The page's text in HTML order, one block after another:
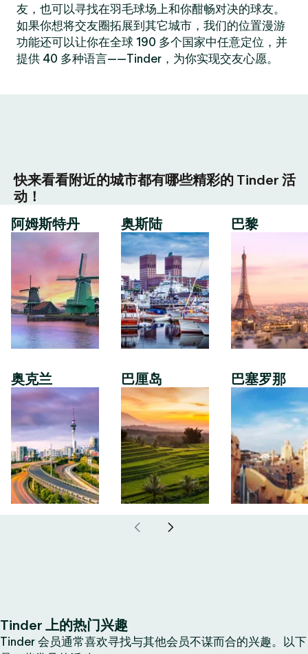
友，也可以寻找在羽毛球场上和你酣畅对决的球友。
如果你想将交友圈拓展到其它城市，我们的位置漫游
功能还可以让你在全球 190 多个国家中任意定位，并
提供 40 多种语言——Tinder，为你实现交友心愿。
快来看看附近的城市都有哪些精彩的 Tinder 活
动！
阿姆斯特丹
奥克兰
奥斯陆
巴厘岛
巴黎
巴塞罗那
Tinder 上的热门兴趣
Tinder 会员通常喜欢寻找与其他会员不谋而合的兴趣。以下